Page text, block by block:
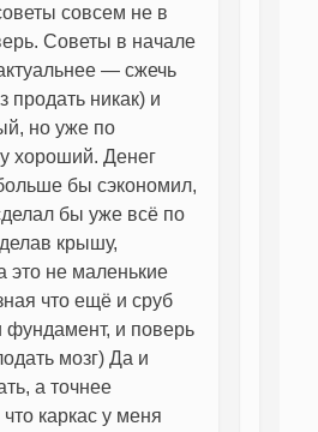
совсем не в
Советы в начале
— сжечь
продать никак) и
но уже по
хороший. Денег
бы сэкономил,
бы уже всё по
крышу,
это не маленькие
что ещё и сруб
фундамент, и поверь
мозг) Да и
а точнее
каркас у меня